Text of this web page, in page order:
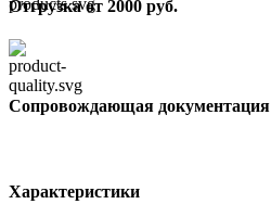
Отгрузка от 2000 руб.
Сопровождающая документация
Характеристики